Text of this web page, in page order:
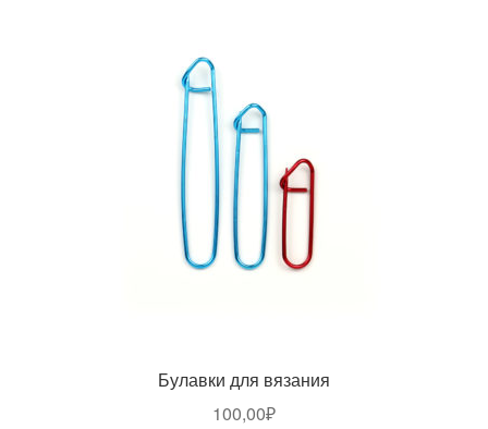
Булавки для вязания
100,00₽